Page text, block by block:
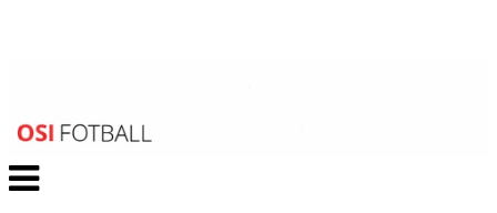
Veksle
navigasjon